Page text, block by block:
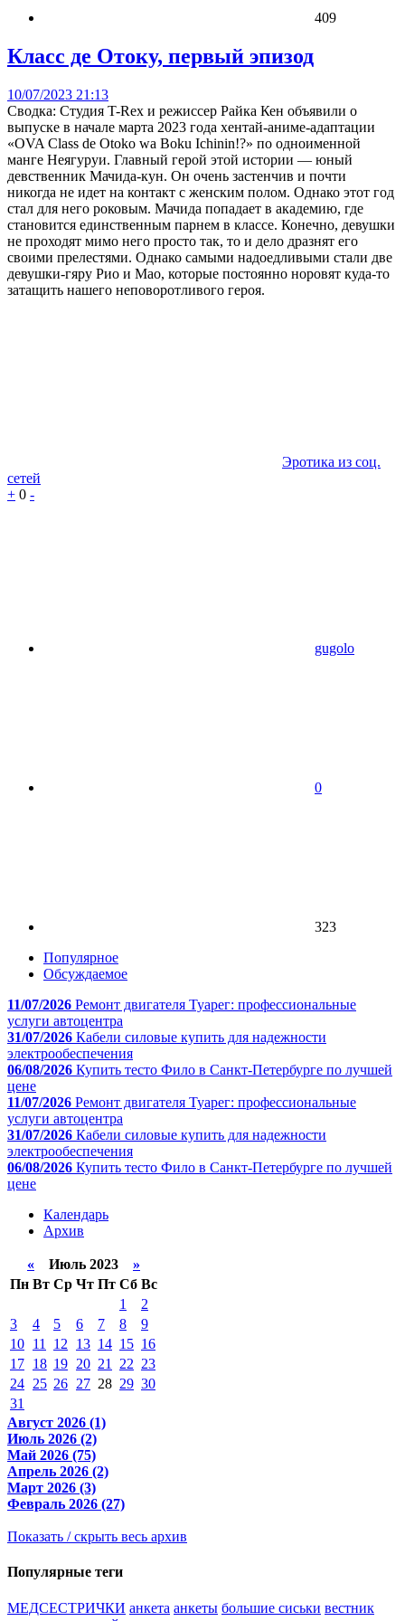
409
Класс де Отоку, первый эпизод
10/07/2023 21:13
Сводка: Студия T-Rex и режиссер Райка Кен объявили о
выпуске в начале марта 2023 года хентай-аниме-адаптации
«OVA Class de Otoko wa Boku Ichinin!?» по одноименной
манге Неягуруи. Главный герой этой истории — юный
девственник Мачида-кун. Он очень застенчив и почти
никогда не идет на контакт с женским полом. Однако этот год
стал для него роковым. Мачида попадает в академию, где
становится единственным парнем в классе. Конечно, девушки
не проходят мимо него просто так, то и дело дразнят его
своими прелестями. Однако самыми надоедливыми стали две
девушки-гяру Рио и Мао, которые постоянно норовят куда-то
затащить нашего неповоротливого героя.
Эротика из соц.
сетей
+ 0 -
gugolo
0
323
Популярное
Обсуждаемое
11/07/2026 Ремонт двигателя Туарег: профессиональные
услуги автоцентра
31/07/2026 Кабели силовые купить для надежности
электрообеспечения
06/08/2026 Купить тесто Фило в Санкт-Петербурге по лучшей
цене
11/07/2026 Ремонт двигателя Туарег: профессиональные
услуги автоцентра
31/07/2026 Кабели силовые купить для надежности
электрообеспечения
06/08/2026 Купить тесто Фило в Санкт-Петербурге по лучшей
цене
Календарь
Архив
« Июль 2023 »
Пн Вт Ср Чт Пт Сб Вс
1
2
3
4 5 6 7 8
9
10 11 12 13 14 15 16
17 18 19 20 21 22 23
24 25 26 27 28 29 30
31
Август 2026 (1)
Июль 2026 (2)
Май 2026 (75)
Апрель 2026 (2)
Март 2026 (3)
Февраль 2026 (27)
Показать / скрыть весь архив
Популярные теги
МЕДСЕСТРИЧКИ анкета анкеты большие сиськи вестник